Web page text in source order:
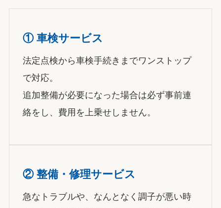
① 車検サービス
法定点検から車検手続きまでワンストップ
で対応。
追加整備が必要になった場合は必ず事前連
絡をし、費用を上乗せしません。
② 整備・修理サービス
急なトラブルや、なんとなく調子が悪い時